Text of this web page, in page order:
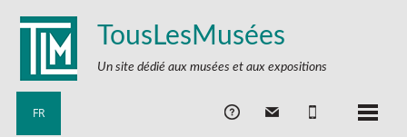
TousLesMusées
Un site dédié aux musées et aux expositions
FR